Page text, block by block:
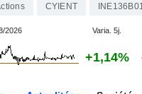
CYIENT
2026 Varia. 5j.
+1,14%